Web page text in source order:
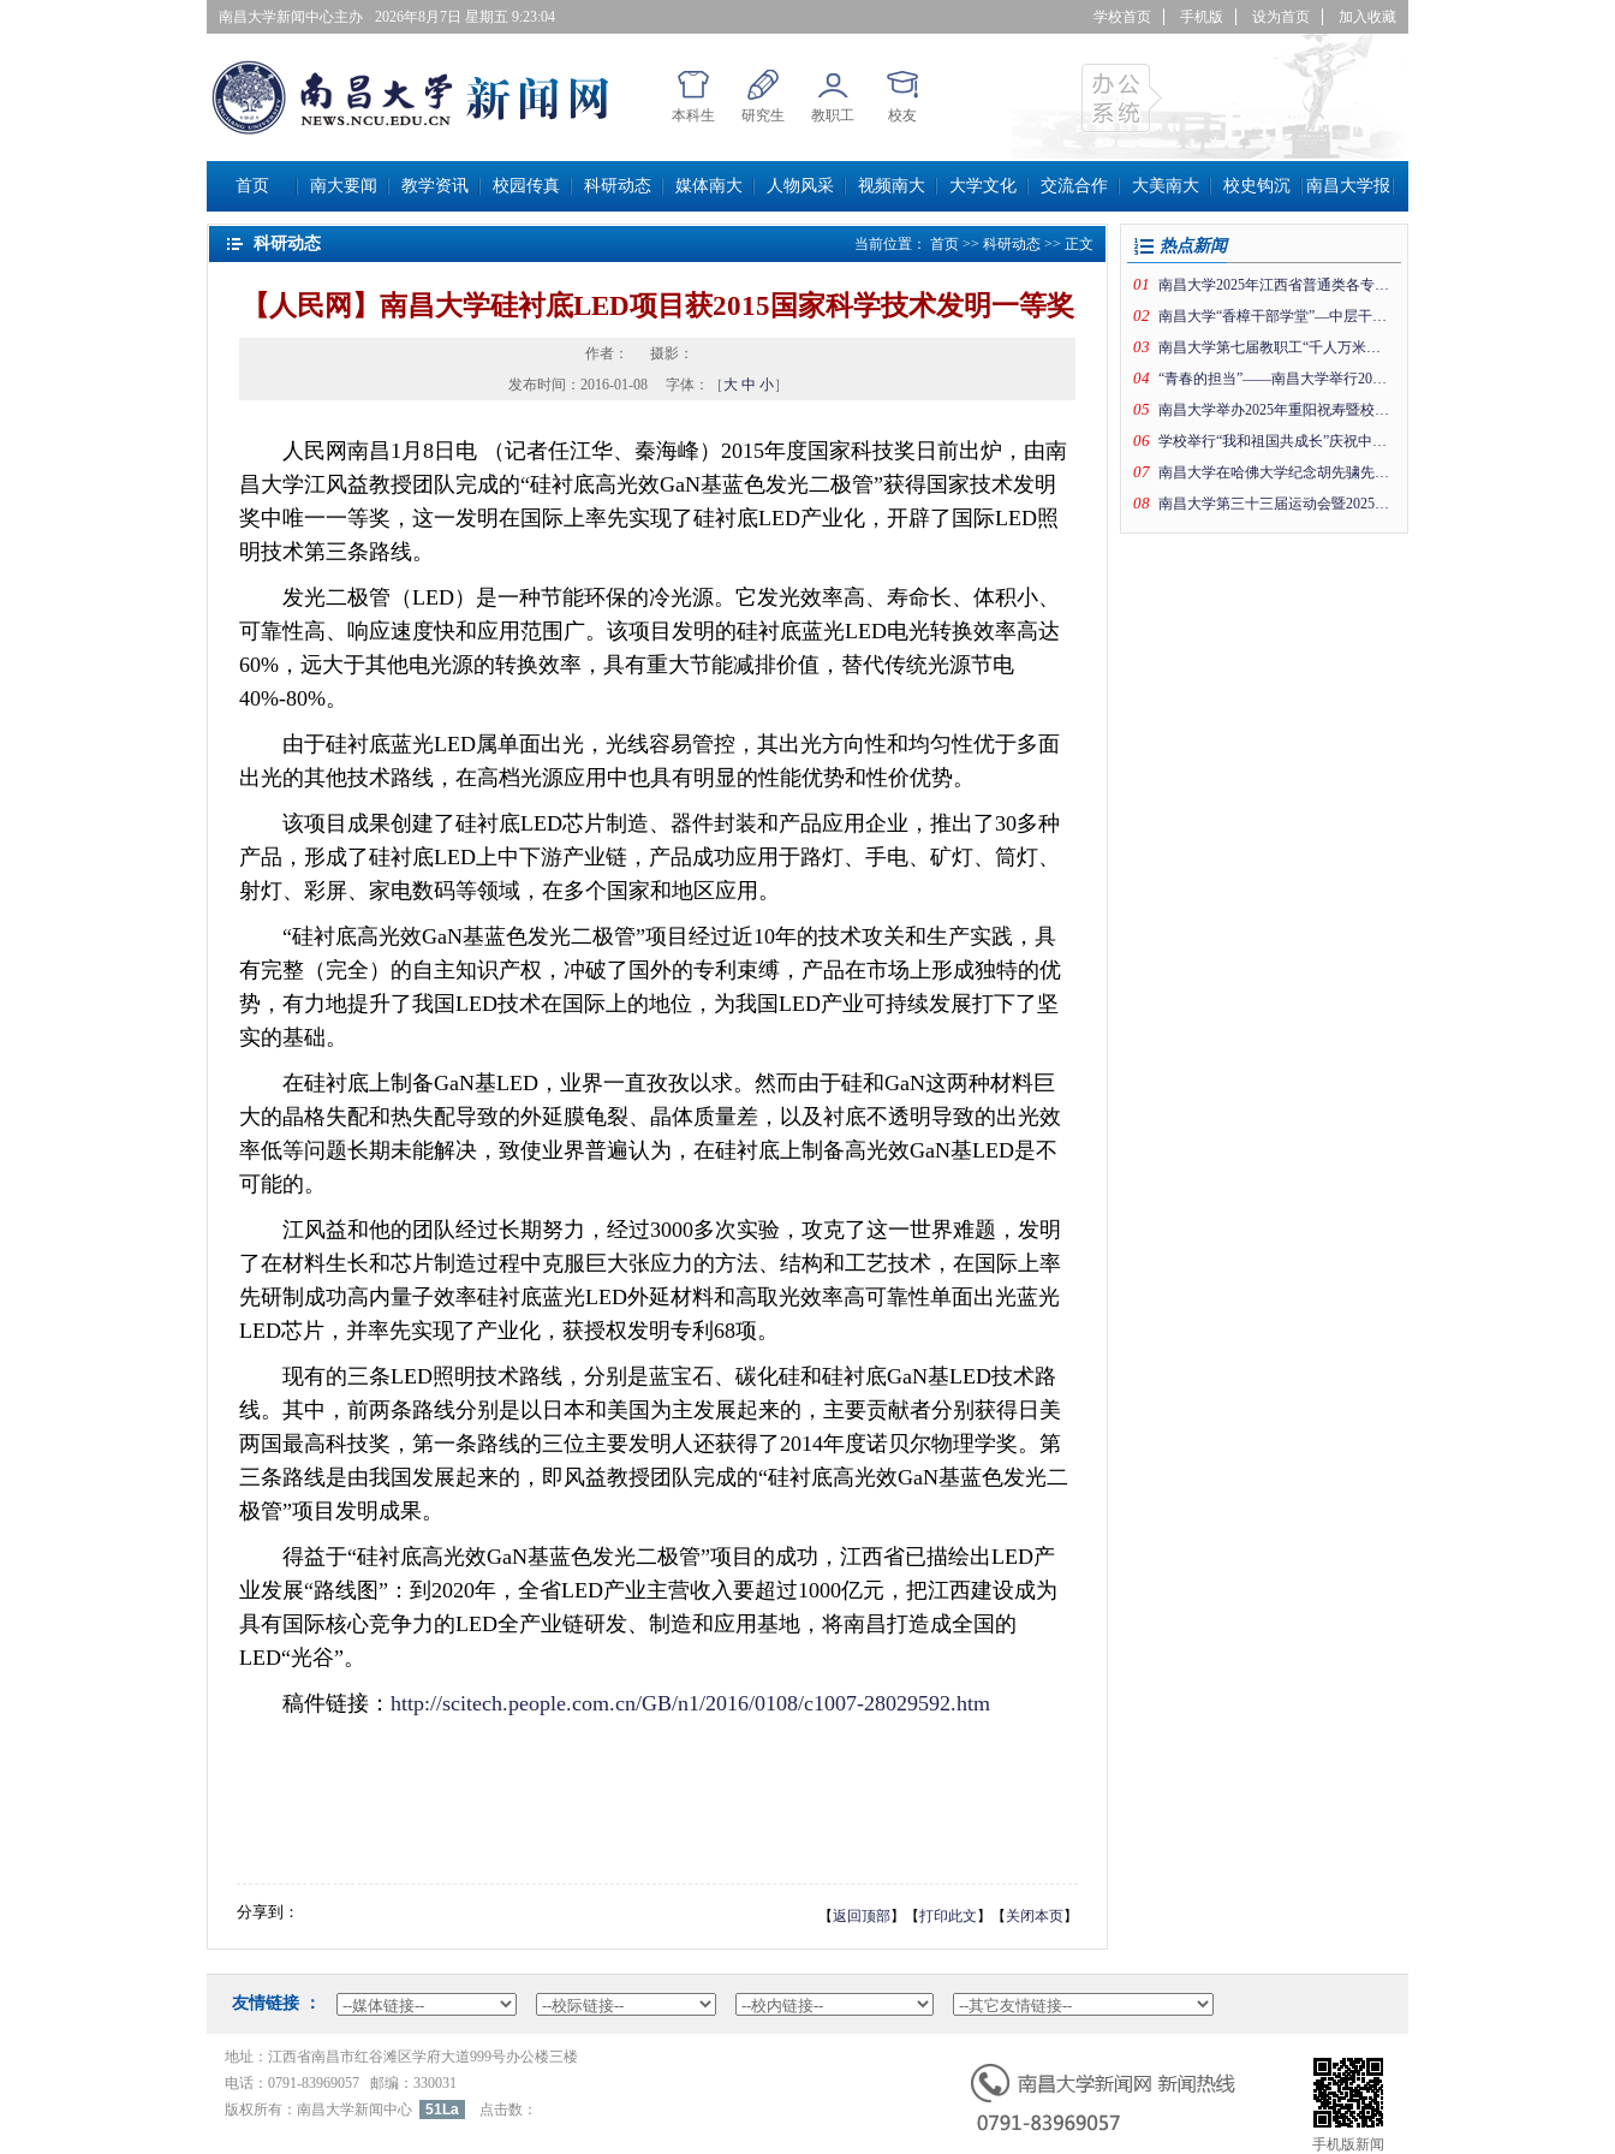
南昌大学新闻中心主办 2026年8月7日星期五 9:23:04 学校首页 手机版 设为首页 加入收藏
本科生 研究生 教职工 校友
首页 南大要闻 教学资讯 校园传真 科研动态 媒体南大 人物风采 视频南大 大学文化 交流合作 大美南大 校史钩沉 南昌大学报
科研动态 当前位置： 首页 >> 科研动态 >>正文
【人民网】南昌大学硅衬底LED项目获2015国家科学技术发明一等奖
作者：
摄影：
发布时间： 2016-01-08 字体：［ 大 中 小］
人民网南昌1月8日电（记者任江华、秦海峰）2015年度国家科技奖日前出炉，由南
昌大学江风益教授团队完成的“硅衬底高光效GaN基蓝色发光二极管”获得国家技术发明
奖中唯一一等奖，这一发明在国际上率先实现了硅衬底LED产业化，开辟了国际LED照
明技术第三条路线。
发光二极管（LED）是一种节能环保的冷光源。它发光效率高、寿命长、体积小、
可靠性高、响应速度快和应用范围广。该项目发明的硅衬底蓝光LED电光转换效率高达
60%，远大于其他电光源的转换效率，具有重大节能减排价值，替代传统光源节电
40%-80%。
由于硅衬底蓝光LED属单面出光，光线容易管控，其出光方向性和均匀性优于多面
出光的其他技术路线，在高档光源应用中也具有明显的性能优势和性价优势。
该项目成果创建了硅衬底LED芯片制造、器件封装和产品应用企业，推出了30多种
产品，形成了硅衬底LED上中下游产业链，产品成功应用于路灯、手电、矿灯、筒灯、
射灯、彩屏、家电数码等领域，在多个国家和地区应用。
“硅衬底高光效GaN基蓝色发光二极管”项目经过近10年的技术攻关和生产实践，具
有完整（完全）的自主知识产权，冲破了国外的专利束缚，产品在市场上形成独特的优
势，有力地提升了我国LED技术在国际上的地位，为我国LED产业可持续发展打下了坚
实的基础。
在硅衬底上制备GaN基LED，业界一直孜孜以求。然而由于硅和GaN这两种材料巨
大的晶格失配和热失配导致的外延膜龟裂、晶体质量差，以及衬底不透明导致的出光效
率低等问题长期未能解决，致使业界普遍认为，在硅衬底上制备高光效GaN基LED是不
可能的。
江风益和他的团队经过长期努力，经过3000多次实验，攻克了这一世界难题，发明
了在材料生长和芯片制造过程中克服巨大张应力的方法、结构和工艺技术，在国际上率
先研制成功高内量子效率硅衬底蓝光LED外延材料和高取光效率高可靠性单面出光蓝光
LED芯片，并率先实现了产业化，获授权发明专利68项。
现有的三条LED照明技术路线，分别是蓝宝石、碳化硅和硅衬底GaN基LED技术路
线。其中，前两条路线分别是以日本和美国为主发展起来的，主要贡献者分别获得日美
两国最高科技奖，第一条路线的三位主要发明人还获得了2014年度诺贝尔物理学奖。第
三条路线是由我国发展起来的，即风益教授团队完成的“硅衬底高光效GaN基蓝色发光二
极管”项目发明成果。
得益于“硅衬底高光效GaN基蓝色发光二极管”项目的成功，江西省已描绘出LED产
业发展“路线图”：到2020年，全省LED产业主营收入要超过1000亿元，把江西建设成为
具有国际核心竞争力的LED全产业链研发、制造和应用基地，将南昌打造成全国的
LED“光谷”。
稿件链接： http://scitech.people.com.cn/GB/n1/2016/0108/c1007-28029592.htm
分享到： 【返回顶部】【打印此文 】【 关闭本页】
热点新闻
01 南昌大学2025年江西省普通类各专业组投档线公布！
02 南昌大学“香樟干部学堂”—中层干部趣味运动会
03 南昌大学第七届教职工“千人万米健身行”暨工会思政引领项目成果展活动在前湖校区举行
04 “青春的担当”——南昌大学举行2026年新年晚会
05 南昌大学举办2025年重阳祝寿暨校情通报会
06 学校举行“我和祖国共成长”庆祝中华人民共和国成立76周年升国旗仪式
07 南昌大学在哈佛大学纪念胡先骕先生活动上的纪念片
08 南昌大学第三十三届运动会暨2025年体育文化节开幕！
友情链接：
地址：江西省南昌市红谷滩区学府大道999号办公楼三楼
电话：0791-83969057邮编：330031
版权所有：南昌大学新闻中心
51La 点击数：
手机版新闻